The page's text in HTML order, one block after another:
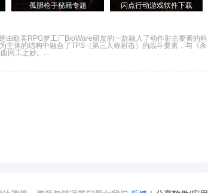
孤胆枪手秘籍专题 闪点行动游戏软件下载
由欧美RPG梦工厂BioWare研发的一款融入了动作射击要素的科
体的结构中融合了TPS（第三人称射击）的战斗要素，与《杀
同工之妙。...